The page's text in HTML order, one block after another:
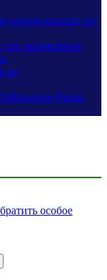
уровне выплат по
автомобили
на
Passat
особое